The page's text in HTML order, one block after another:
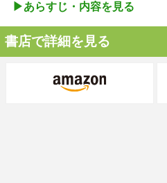
▶︎あらすじ・内容を見る
書店で詳細を見る